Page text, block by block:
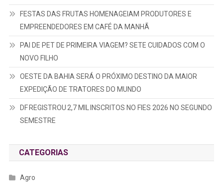
FESTAS DAS FRUTAS HOMENAGEIAM PRODUTORES E
EMPREENDEDORES EM CAFÉ DA MANHÃ
PAI DE PET DE PRIMEIRA VIAGEM? SETE CUIDADOS COM O
NOVO FILHO
OESTE DA BAHIA SERÁ O PRÓXIMO DESTINO DA MAIOR
EXPEDIÇÃO DE TRATORES DO MUNDO
DF REGISTROU 2,7 MIL INSCRITOS NO FIES 2026 NO SEGUNDO
SEMESTRE
CATEGORIAS
Agro